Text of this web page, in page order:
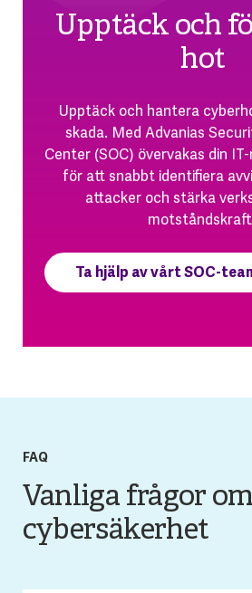
Upptäck och
hot
Upptäck och hantera
skada. Med Advanias
Center (SOC) övervakas din
för att snabbt identifiera
attacker och stärka
Ta hjälp av vårt SOC-
FAQ
Vanliga frågor om
cybersäkerhet